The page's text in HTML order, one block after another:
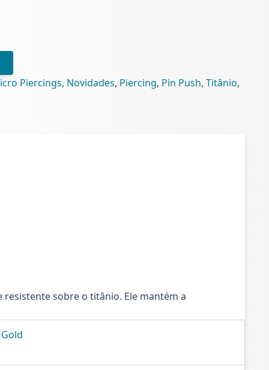
Piercings, Novidades, Piercing, Pin Push,Titânio,
sobre o titânio. Ele mantém a